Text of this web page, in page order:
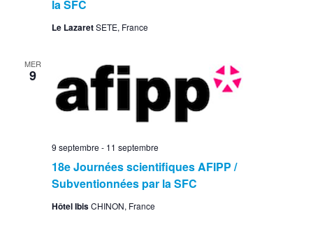
la SFC
Le LazaretSETE, France
MER
9
18e Journées scientifiques AFIPP /
Subventionnées par la SFC
9 septembre - 11 septembre
Hôtel IbisCHINON, France